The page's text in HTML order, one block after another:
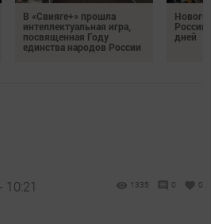
В «Свияге+» прошла
интеллектуальная игра,
посвященная Году
единства народов России
России
дней
10:21 1335 0 0